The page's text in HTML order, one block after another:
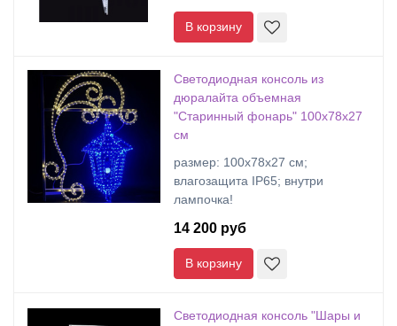
В корзину
Светодиодная консоль из
дюралайта объемная
"Старинный фонарь" 100х78х27
см
размер: 100х78х27 см;
влагозащита IP65; внутри
лампочка!
14 200 руб
В корзину
Светодиодная консоль "Шары и